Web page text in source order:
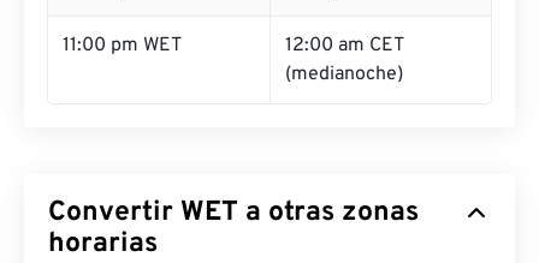
11:00 pm WET
12:00 am CET
(medianoche)
Convertir WET a otras zonas
horarias